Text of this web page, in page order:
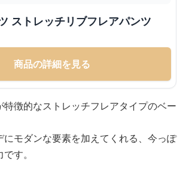
ストレッチリブフレアパンツ
商品の詳細を見る
特徴的なストレッチフレアタイプのベー
にモダンな要素を加えてくれる、今っぽ
す。